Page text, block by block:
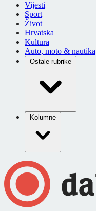
Vijesti
Sport
Život
Hrvatska
Kultura
Auto, moto & nautika
Ostale rubrike
Kolumne